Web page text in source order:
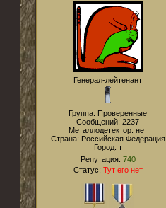
Генерал-лейтенант
Группа: Проверенные
Сообщений: 2237
Металлодетектор: нет
Страна: Российская Федерация
Город: т
Репутация: 740
Статус: Тут его нет